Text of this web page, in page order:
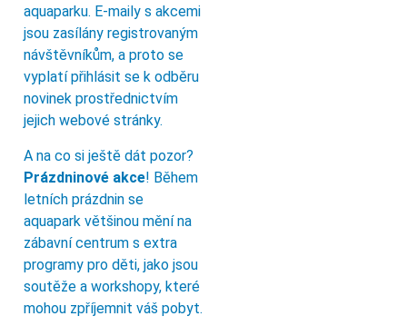
aquaparku. E-maily s akcemi
jsou zasílány registrovaným
návštěvníkům, a proto se
vyplatí přihlásit se k odběru
novinek prostřednictvím
jejich webové stránky.
A na co si ještě dát pozor?
Prázdninové akce! Během
letních prázdnin se
aquapark většinou mění na
zábavní centrum s extra
programy pro děti, jako jsou
soutěže a workshopy, které
mohou zpříjemnit váš pobyt.